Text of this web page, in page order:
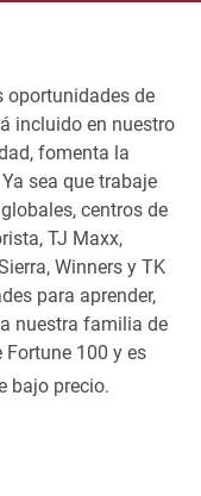
oportunidades de
incluido en nuestro
fomenta la
sea que trabaje
centros de
TJ Maxx,
Winners y TK
para aprender,
nuestra familia de
Fortune 100 y es
bajo precio.